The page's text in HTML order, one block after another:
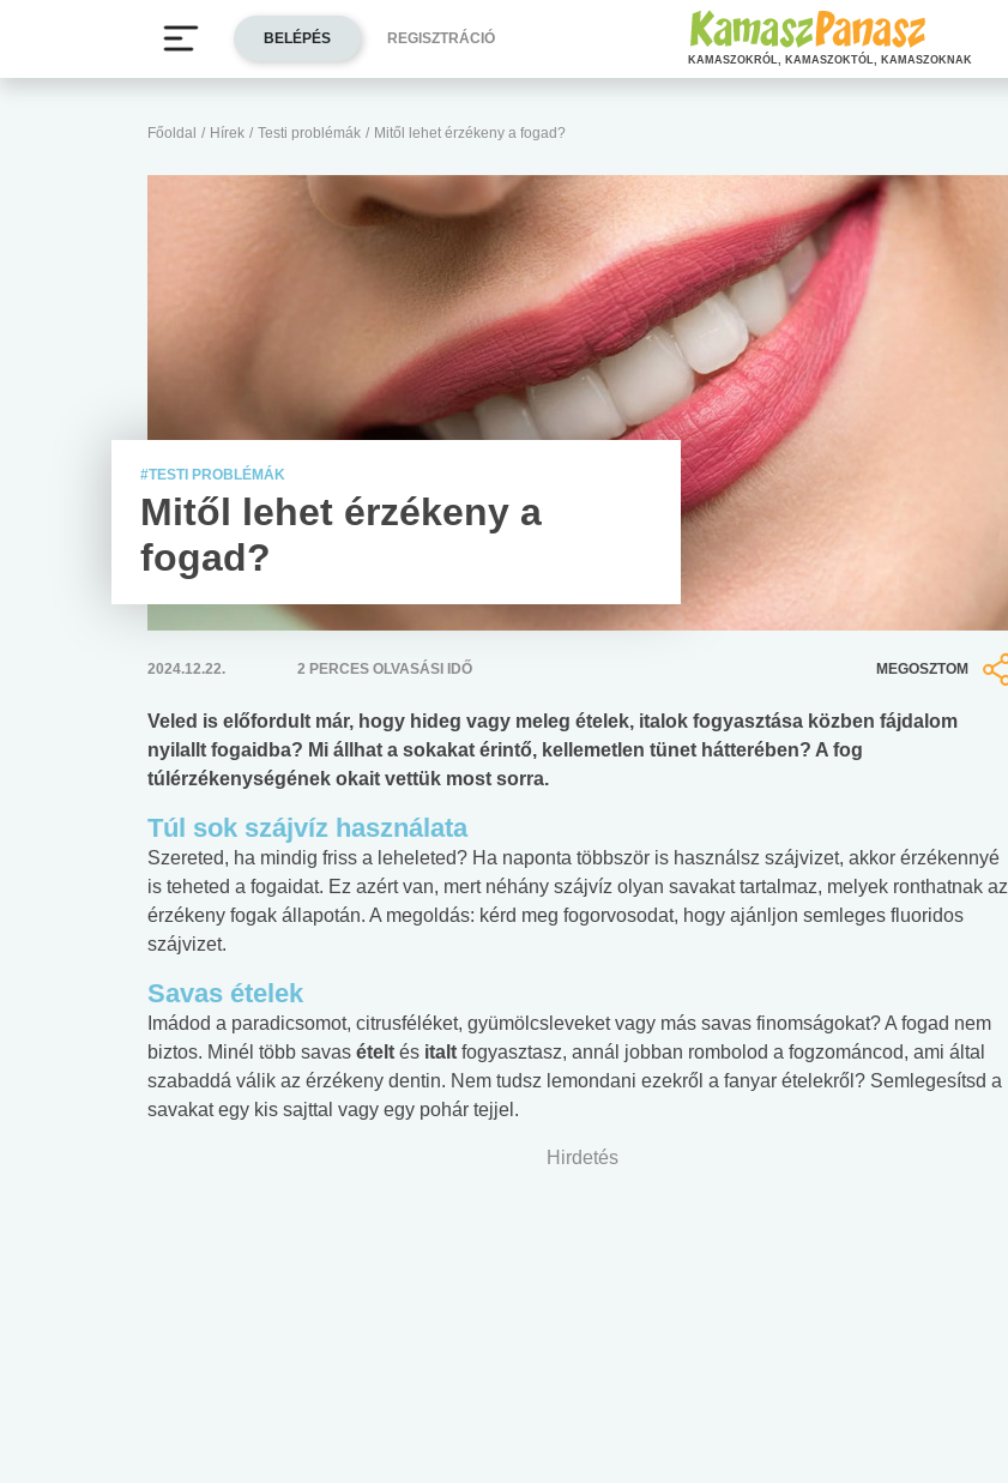
Főoldal / Hírek / Testi problémák / Mitől lehet érzékeny a fogad?
#TESTI PROBLÉMÁK
Mitől lehet érzékeny a
fogad?
2024.12.22. 2 PERCES OLVASÁSI IDŐ MEGOSZTOM
Veled is előfordult már, hogy hideg vagy meleg ételek, italok fogyasztása közben fájdalom
nyilallt fogaidba? Mi állhat a sokakat érintő, kellemetlen tünet hátterében? A fog
túlérzékenységének okait vettük most sorra.
Túl sok szájvíz használata
Szereted, ha mindig friss a leheleted? Ha naponta többször is használsz szájvizet, akkor érzékennyé
is teheted a fogaidat. Ez azért van, mert néhány szájvíz olyan savakat tartalmaz, melyek ronthatnak az
érzékeny fogak állapotán. A megoldás: kérd meg fogorvosodat, hogy ajánljon semleges fluoridos
szájvizet.
Savas ételek
Imádod a paradicsomot, citrusféléket, gyümölcsleveket vagy más savas finomságokat? A fogad nem
biztos. Minél több savas ételt és italt fogyasztasz, annál jobban rombolod a fogzománcod, ami által
szabaddá válik az érzékeny dentin. Nem tudsz lemondani ezekről a fanyar ételekről? Semlegesítsd a
savakat egy kis sajttal vagy egy pohár tejjel.
Hirdetés
BELÉPÉS REGISZTRÁCIÓ
KAMASZOKRÓL, KAMASZOKTÓL, KAMASZOKNAK